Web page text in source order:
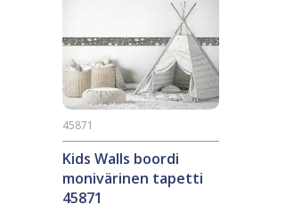
Kids Walls boordi
monivärinen tapetti
45871
45871